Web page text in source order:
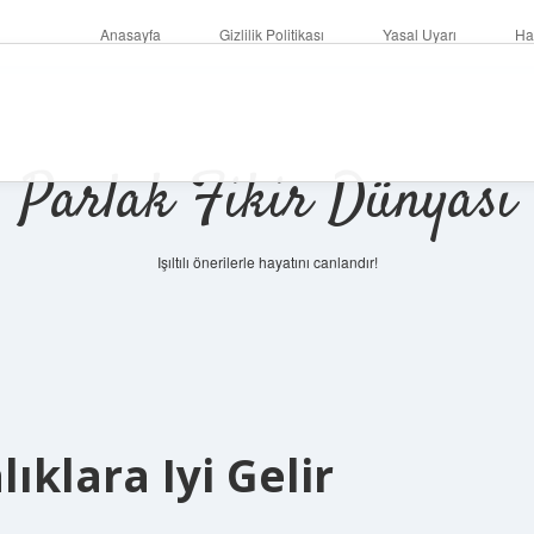
Anasayfa Gizlilik Politikası Yasal Uyarı
Parlak Fikir Dünyası
Işıltılı önerilerle hayatını canlandır!
Iyi Gelir